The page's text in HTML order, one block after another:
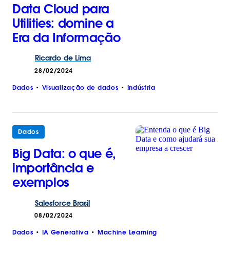
Data Cloud para
Utilities​​: domine a
Era da Informação
Ricardo de Lima
28/02/2024
Dados Visualização de dados Indústria
Dados
Big Data: o que é,
importância e
exemplos
Salesforce Brasil
08/02/2024
Dados IA Generativa Machine Learning